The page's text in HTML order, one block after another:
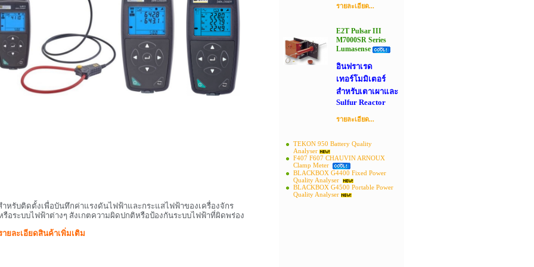
ำหรับติดตั้งเพื่อบันทึกค่าแรงดันไฟฟ้าและกระแสไฟฟ้าของเครื่องจักร
อระบบไฟฟ้าต่างๆ สังเกตความผิดปกติหรือป้องกันระบบไฟฟ้าที่ผิดพร่อง
ายละเอียดสินค้าเพิ่มเติม
รายละเอียด...
E2T Pulsar III
M7000SR Series
Lumasense
อินฟราเรด
เทอร์โมมิเตอร์
สำหรับเตาเผาและ
Sulfur Reactor
รายละเอียด...
TEKON 950 Battery Quality
Analyser
F407 F607 CHAUVIN ARNOUX
Clamp Meter
BLACKBOX G4400 Fixed Power
Quality Analyser
BLACKBOX G4500 Portable Power
Quality Analyser